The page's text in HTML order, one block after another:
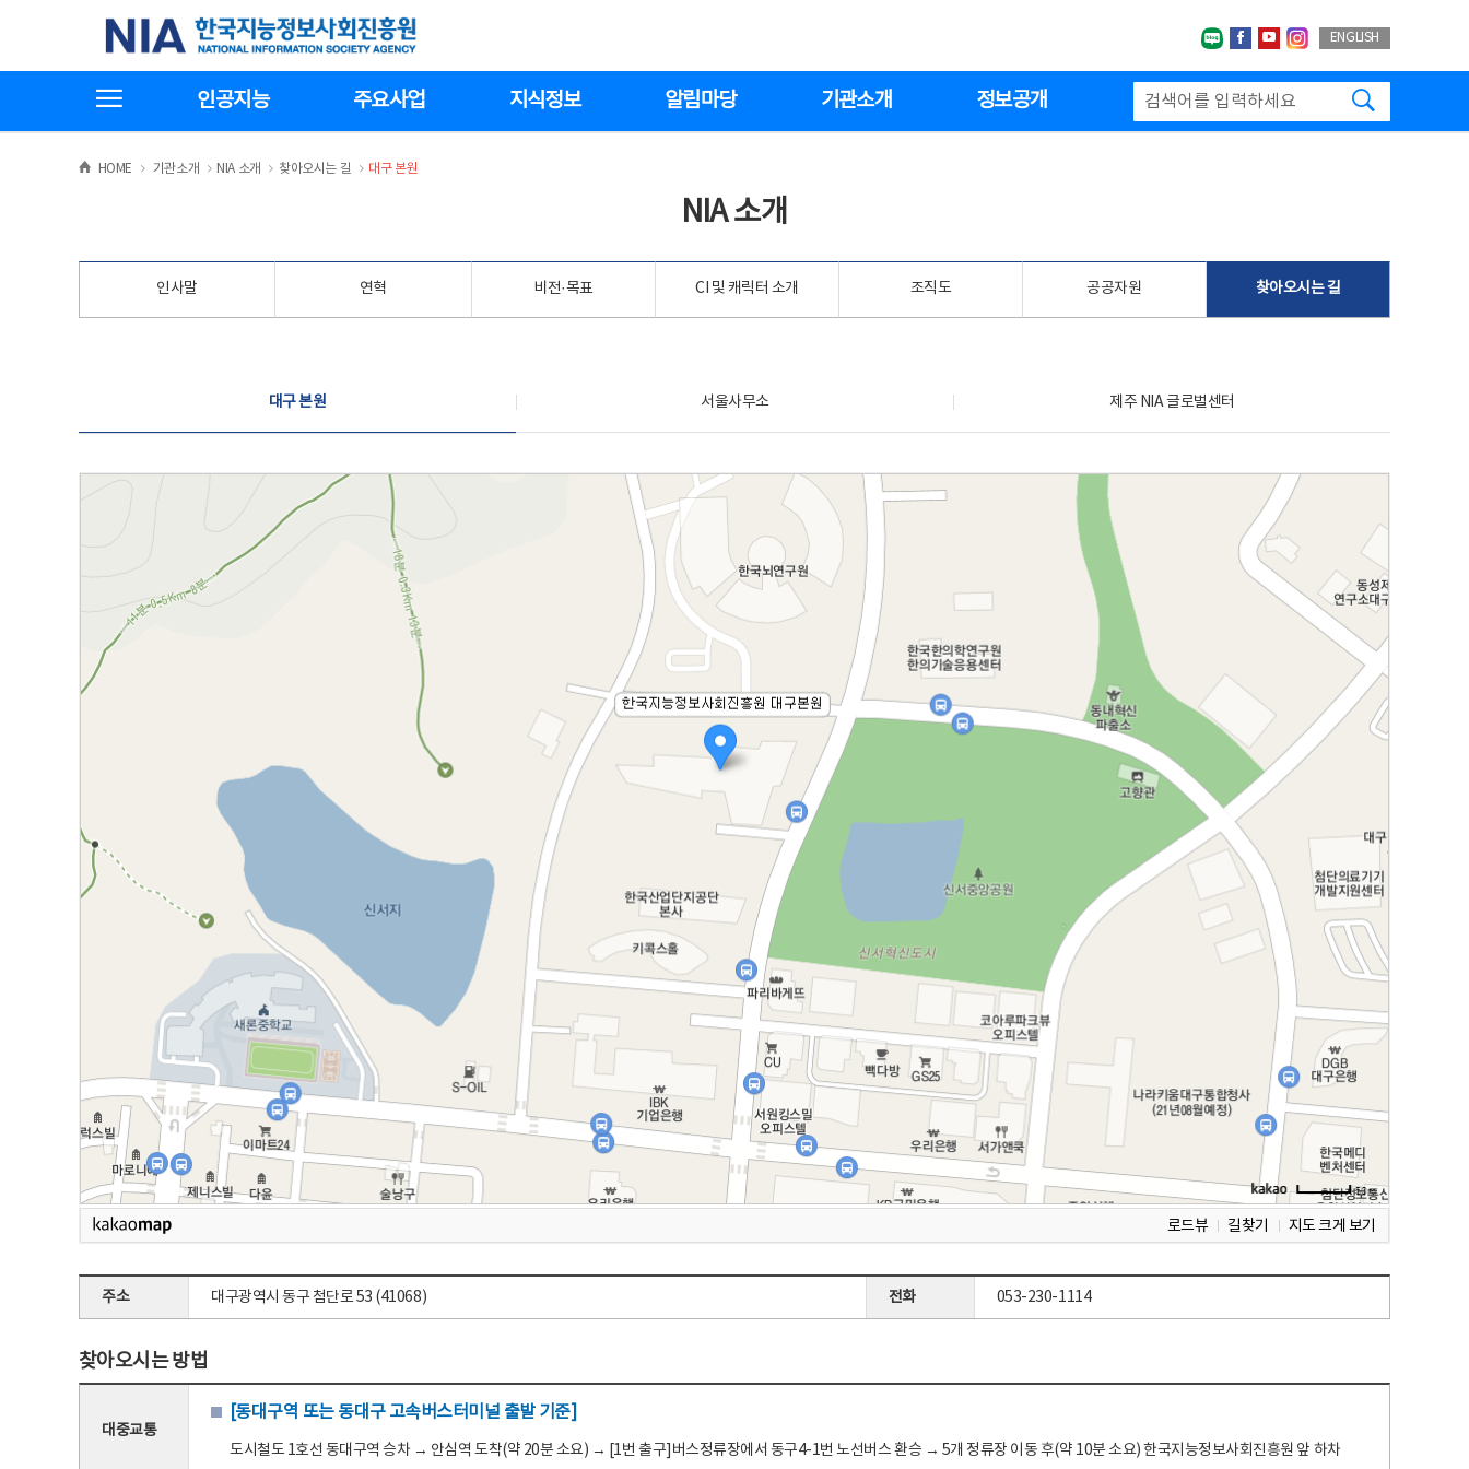
기
한국지능정보사회진흥원
네이버블로그
페이스북
유투브인스타그랩
ENGLISH
인공지능 주요사업 지식정보 알림마당 기관소개 정보공개
HOME >
기관소개 >NIA 소개 >
찾아오시는 길 >
대구 본원
NIA 소개
인사말 연혁 비전·목표 CI 및 캐릭터 소개 조직도 공공자원 찾아오시는 길
대구 본원 서울사무소 제주 NIA 글로벌센터
로드뷰 길찾기 지도 크게 보기
주소 대구광역시 동구 첨단로 53 (41068) 전화 053-230-1114
찾아오시는 방법
대중교통
[동대구역 또는 동대구 고속버스터미널 출발 기준]
도시철도 1호선 동대구역 승차 → 안심역 도착(약 20분 소요) → [1번 출구]버스정류장에서 동구4-1번 노선버스 환승 → 5개 정류장 이동 후(약 10분 소요) 한국지능정보사회진흥원 앞 하차